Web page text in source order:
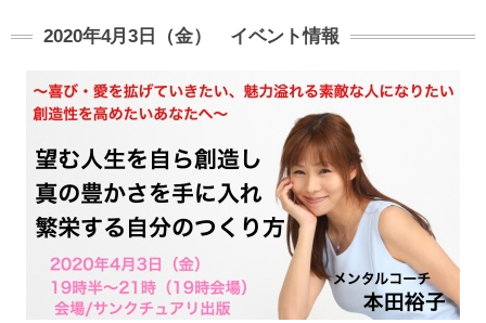
2020年4月3日（金） イベント情報